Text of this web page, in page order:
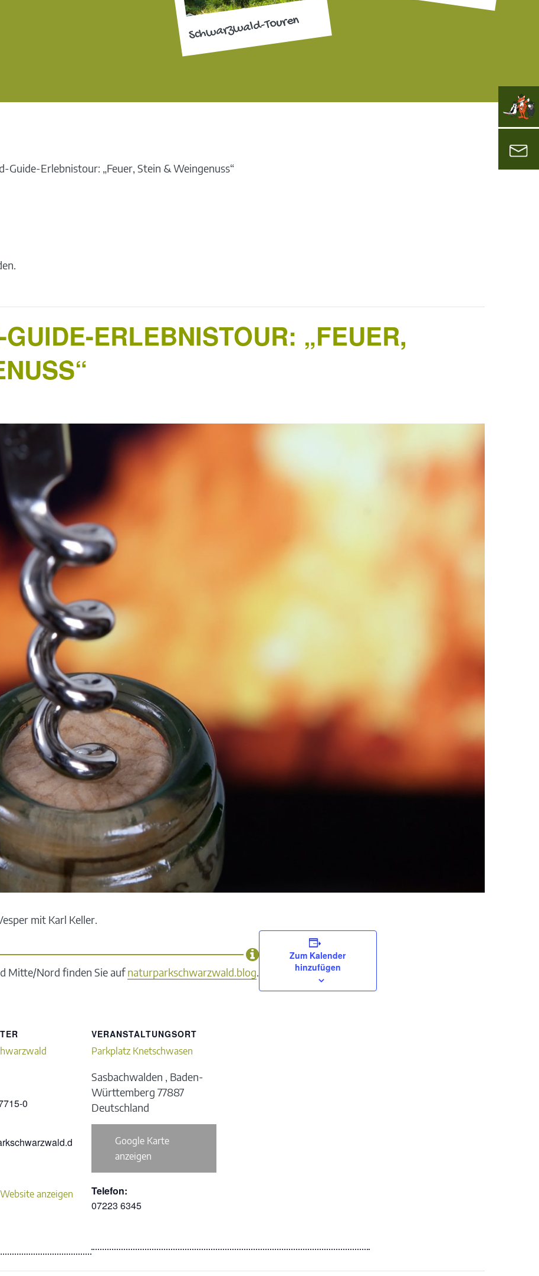
Schwarzwald-Touren
Guide-Erlebnistour: „Feuer, Stein & Weingenuss“
ERLEBNISTOUR: „FEUER,
mit Karl Keller.
Mitte/Nord finden Sie aufnaturparkschwarzwald.blog.
Zum Kalender
hinzufügen
0
anzeigen
VERANSTALTUNGSORT
Parkplatz Knetschwasen
Sasbachwalden , Baden-
Württemberg 77887
Deutschland
Google Karte
anzeigen
Telefon:
07223 6345